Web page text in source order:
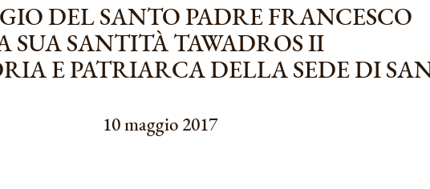
DEL SANTO PADRE FRANCESCO
SUA SANTITÀ TAWADROS II
E PATRIARCA DELLA SEDE DI
10 maggio 2017